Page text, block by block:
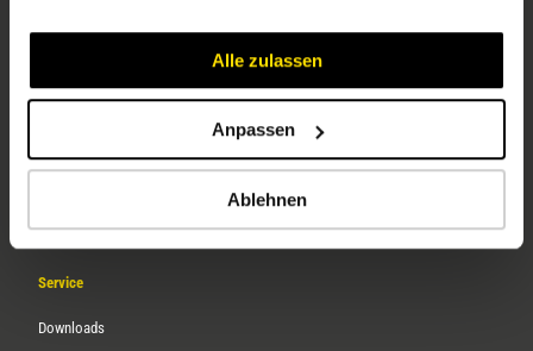
Alle zulassen
Anpassen
Ablehnen
Über uns
Service
Downloads